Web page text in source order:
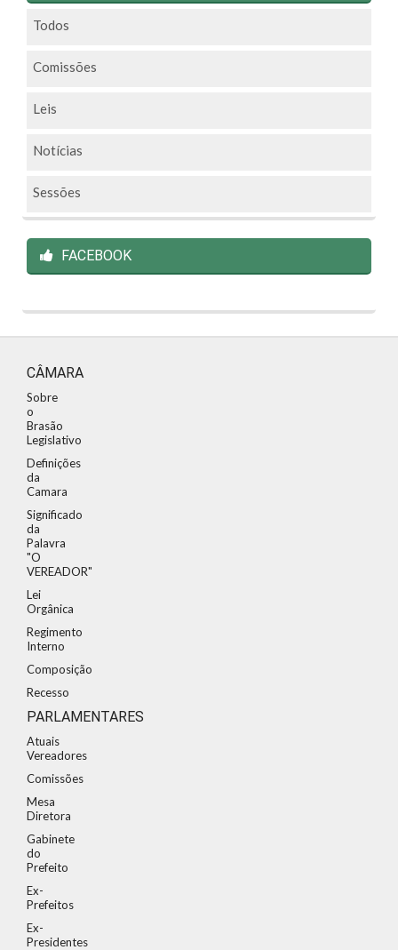
Todos
Comissões
Leis
Notícias
Sessões
FACEBOOK
CÂMARA
Sobre
o
Brasão
Legislativo
Definições
da
Camara
Significado
da
Palavra
"O
VEREADOR"
Lei
Orgânica
Regimento
Interno
Composição
Recesso
PARLAMENTARES
Atuais
Vereadores
Comissões
Mesa
Diretora
Gabinete
do
Prefeito
Ex-
Prefeitos
Ex-
Presidentes